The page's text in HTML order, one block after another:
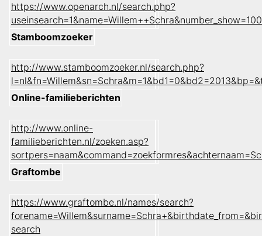
https://www.openarch.nl/search.php?
Stamboomzoeker
http://www.stamboomzoeker.nl/search.php?
Online-familieberichten
http://www.online-
familieberichten.nl/zoeken.asp?
Graftombe
https://www.graftombe.nl/names/search?
search